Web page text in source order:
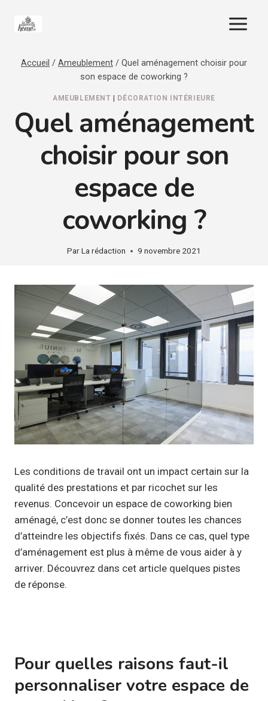
Accueil / Ameublement / Quel aménagement choisir pour
son espace de coworking ?
AMEUBLEMENT | DÉCORATION INTÉRIEURE
Quel aménagement
choisir pour son
espace de
coworking ?
ParLa rédaction 9 novembre 2021
Les conditions de travail ont un impact certain sur la
qualité des prestations et par ricochet sur les
revenus. Concevoir un espace de coworking bien
aménagé, c’est donc se donner toutes les chances
d’atteindre les objectifs fixés. Dans ce cas, quel type
d’aménagement est plus à même de vous aider à y
arriver. Découvrez dans cet article quelques pistes
de réponse.
Pour quelles raisons faut-il
personnaliser votre espace de